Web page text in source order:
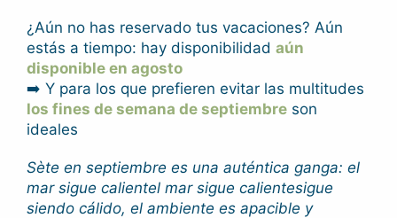
¿Aún no has reservado tus vacaciones? Aún
estás a tiempo: hay disponibilidad aún
disponible en agosto
➡️ Y para los que prefieren evitar las multitudes
los fines de semana de septiembreson
ideales
Sète en septiembre es una auténtica ganga: el
mar sigue calientel mar sigue calientesigue
siendo cálido, el ambiente es apacible y